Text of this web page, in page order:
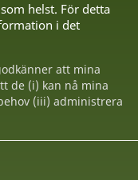
helst. För detta
i det
att mina
de (i) kan nå mina
(iii) administrera